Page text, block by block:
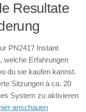
Resultate
PN2417 Instant
welche Erfahrungen
du sie kaufen kannst.
Sitzungen à ca. 20
System zu aktivieren
anschauen